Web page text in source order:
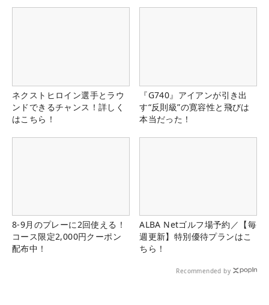
ネクストヒロイン選手とラウ
ンドできるチャンス！詳しく
はこちら！
『G740』アイアンが引き出
す“反則級”の寛容性と飛びは
本当だった！
8-9月のプレーに2回使える！
コース限定2,000円クーポン
配布中！
ALBA Netゴルフ場予約／【毎
週更新】特別優待プランはこ
ちら！
Recommended by